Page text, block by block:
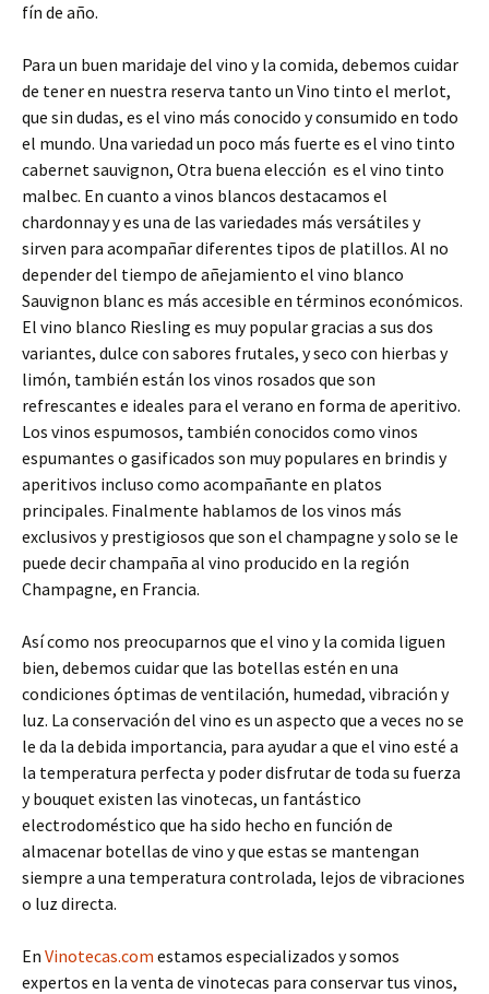
fín de año.
Para un buen maridaje del vino y la comida, debemos cuidar
de tener en nuestra reserva tanto un Vino tinto el merlot,
que sin dudas, es el vino más conocido y consumido en todo
el mundo. Una variedad un poco más fuerte es el vino tinto
cabernet sauvignon, Otra buena elección es el vino tinto
malbec. En cuanto a vinos blancos destacamos el
chardonnay y es una de las variedades más versátiles y
sirven para acompañar diferentes tipos de platillos. Al no
depender del tiempo de añejamiento el vino blanco
Sauvignon blanc es más accesible en términos económicos.
El vino blanco Riesling es muy popular gracias a sus dos
variantes, dulce con sabores frutales, y seco con hierbas y
limón, también están los vinos rosados que son
refrescantes e ideales para el verano en forma de aperitivo.
Los vinos espumosos, también conocidos como vinos
espumantes o gasificados son muy populares en brindis y
aperitivos incluso como acompañante en platos
principales. Finalmente hablamos de los vinos más
exclusivos y prestigiosos que son el champagne y solo se le
puede decir champaña al vino producido en la región
Champagne, en Francia.
Así como nos preocuparnos que el vino y la comida liguen
bien, debemos cuidar que las botellas estén en una
condiciones óptimas de ventilación, humedad, vibración y
luz. La conservación del vino es un aspecto que a veces no se
le da la debida importancia, para ayudar a que el vino esté a
la temperatura perfecta y poder disfrutar de toda su fuerza
y bouquet existen las vinotecas, un fantástico
electrodoméstico que ha sido hecho en función de
almacenar botellas de vino y que estas se mantengan
siempre a una temperatura controlada, lejos de vibraciones
o luz directa.
En Vinotecas.com estamos especializados y somos
expertos en la venta de vinotecas para conservar tus vinos,